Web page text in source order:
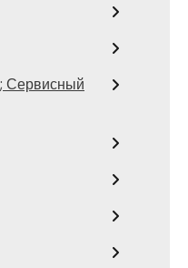
Сервисный